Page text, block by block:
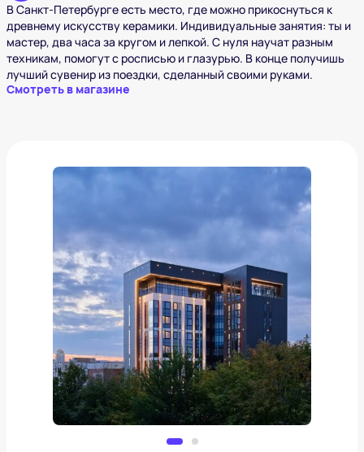
В Санкт-Петербурге есть место, где можно прикоснуться к
древнему искусству керамики. Индивидуальные занятия: ты и
мастер, два часа за кругом и лепкой. С нуля научат разным
техникам, помогут с росписью и глазурью. В конце получишь
лучший сувенир из поездки, сделанный своими руками.
Смотреть в магазине
Slide. Екатеринбург
от7 300 ₽
Добавить в вишлист